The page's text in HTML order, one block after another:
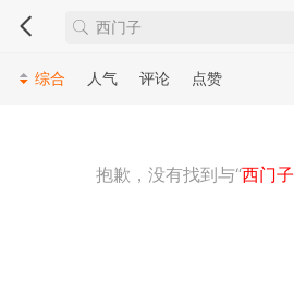
综合 人气 评论 点赞
抱歉，没有找到与“西门子